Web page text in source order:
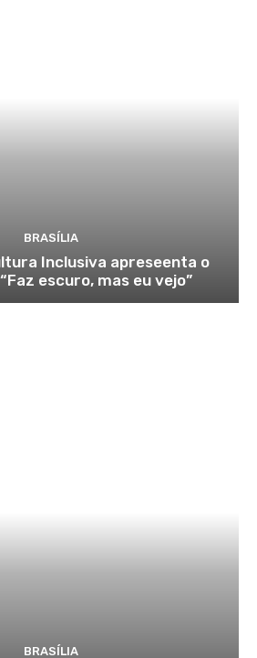
BRASÍLIA
Inclusiva apreseenta o
escuro, mas eu vejo”
BRASÍLIA